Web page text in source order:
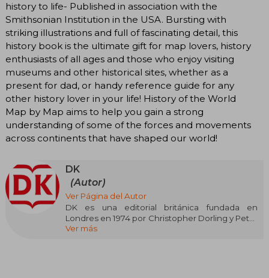
history to life- Published in association with the
Smithsonian Institution in the USA. Bursting with
striking illustrations and full of fascinating detail, this
history book is the ultimate gift for map lovers, history
enthusiasts of all ages and those who enjoy visiting
museums and other historical sites, whether as a
present for dad, or handy reference guide for any
other history lover in your life! History of the World
Map by Map aims to help you gain a strong
understanding of some of the forces and movements
across continents that have shaped our world!
DK
(Autor)
Ver Página del Autor
DK es una editorial británica fundada en
Londres en 1974 por Christopher Dorling y Peter
Kindersley, reconocida mundialmente por sus
Ver más